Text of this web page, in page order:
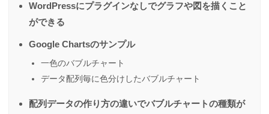
WordPressにプラグインなしでグラフや図を描くこと
ができる
Google Chartsのサンプル
一色のバブルチャート
データ配列毎に色分けしたバブルチャート
配列データの作り方の違いでバブルチャートの種類が